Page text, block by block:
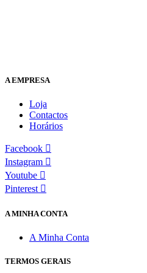
A EMPRESA
Loja
Contactos
Horários
Facebook
Instagram
Youtube
Pinterest
A MINHA CONTA
A Minha Conta
TERMOS GERAIS